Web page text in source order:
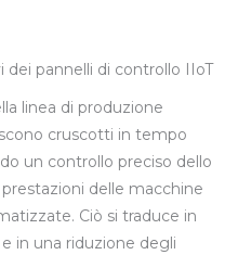
dei pannelli di controllo IIoT
linea di produzione
cruscotti in tempo
un controllo preciso dello
delle macchine
Ciò si traduce in
in una riduzione degli